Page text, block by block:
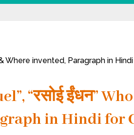
Where invented, Paragraph in
“रसोई ईंधन”
in Hindi for